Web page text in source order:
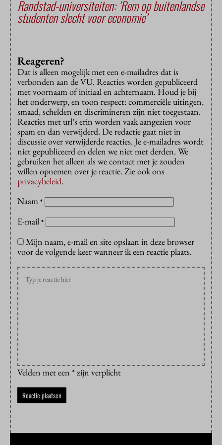
Randstad-universiteiten: ‘Rem op buitenlandse
studenten slecht voor economie’
Reageren?
Dat is alleen mogelijk met een e-mailadres dat is
verbonden aan de VU. Reacties worden gepubliceerd
met voornaam of initiaal en achternaam. Houd je bij
het onderwerp, en toon respect: commerciële uitingen,
smaad, schelden en discrimineren zijn niet toegestaan.
Reacties met url’s erin worden vaak aangezien voor
spam en dan verwijderd. De redactie gaat niet in
discussie over verwijderde reacties. Je e-mailadres wordt
niet gepubliceerd en delen we niet met derden. We
gebruiken het alleen als we contact met je zouden
willen opnemen over je reactie. Zie ook ons
privacybeleid.
Naam *
E-mail *
Mijn naam, e-mail en site opslaan in deze browser
voor de volgende keer wanneer ik een reactie plaats.
Velden met een * zijn verplicht